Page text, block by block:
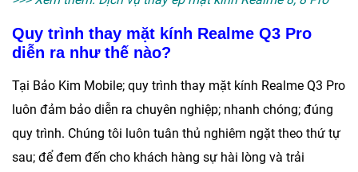
Quy trình thay mặt kính Realme Q3 Pro
diễn ra như thế nào?
Tại Bảo Kim Mobile; quy trình thay mặt kính Realme Q3 Pro
luôn đảm bảo diễn ra chuyên nghiệp; nhanh chóng; đúng
quy trình. Chúng tôi luôn tuân thủ nghiêm ngặt theo thứ tự
sau; để đem đến cho khách hàng sự hài lòng và trải